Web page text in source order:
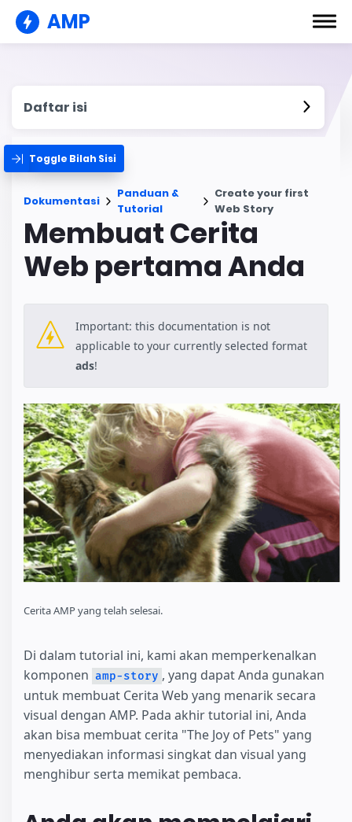
AMP
Daftar isi
Toggle Bilah Sisi
Dokumentasi
Panduan &
Tutorial
Create your first
Web Story
Membuat Cerita
Web pertama Anda
Important: this documentation is not
applicable to your currently selected format
ads!
Cerita AMP yang telah selesai.
Di dalam tutorial ini, kami akan memperkenalkan
komponen amp-story , yang dapat Anda gunakan
untuk membuat Cerita Web yang menarik secara
visual dengan AMP. Pada akhir tutorial ini, Anda
akan bisa membuat cerita "The Joy of Pets" yang
menyediakan informasi singkat dan visual yang
menghibur serta memikat pembaca.